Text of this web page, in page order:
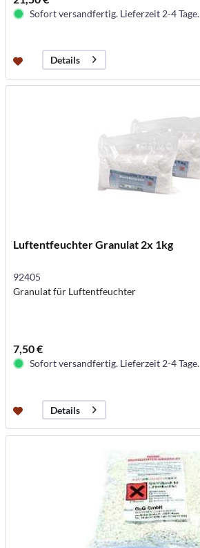
Sofort versandfertig. Lieferzeit 2-4 Tage.
Details
Luftentfeuchter Granulat 2x 1kg
92405
Granulat für Luftentfeuchter
7,50 €
Sofort versandfertig. Lieferzeit 2-4 Tage.
Details